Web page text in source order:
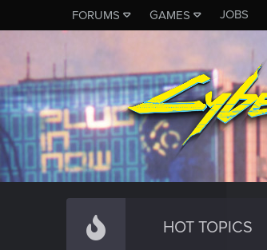
FORUMS GAMES JOBS
HOT TOPICS